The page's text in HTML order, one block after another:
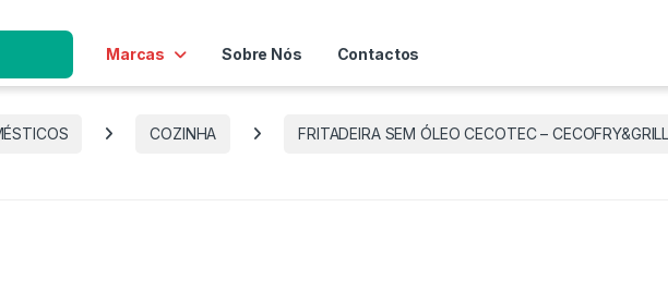
Marcas Sobre Nós Contactos
COZINHA FRITADEIRA SEM ÓLEO CECOTEC –